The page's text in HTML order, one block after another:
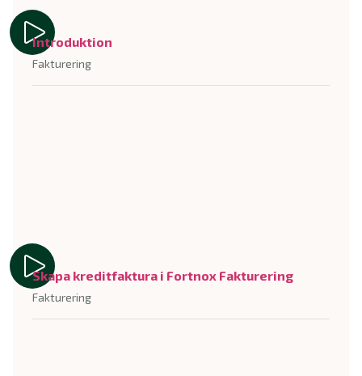
Introduktion
Fakturering
Skapa kreditfaktura i Fortnox Fakturering
Fakturering